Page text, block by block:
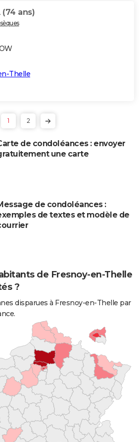
(74 ans)
Thelle
1 2
de condoléances : envoyer
une carte
de condoléances :
de textes et modèle de
de Fresnoy-en-Thelle
?
disparues à Fresnoy-en-Thelle par